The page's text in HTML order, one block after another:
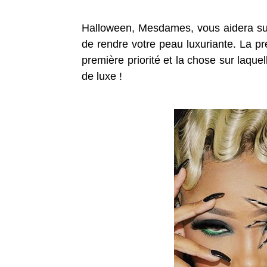
Halloween, Mesdames, vous aidera
de rendre votre peau luxuriante. La
première priorité et la chose sur
de luxe !